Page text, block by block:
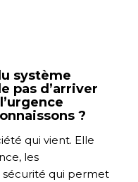
système
pas d’arriver
?
qui vient. Elle
les
qui permet